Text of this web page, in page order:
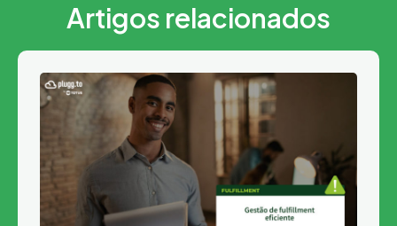
Artigos relacionados